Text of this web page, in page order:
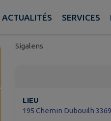
ACTUALITÉS SERVICES
Sigalens
LIEU
195 Chemin Dubouilh